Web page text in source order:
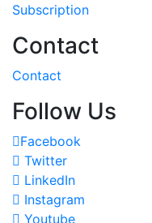
Subscription
Contact
Contact
Follow Us
Facebook
Twitter
LinkedIn
Instagram
Youtube